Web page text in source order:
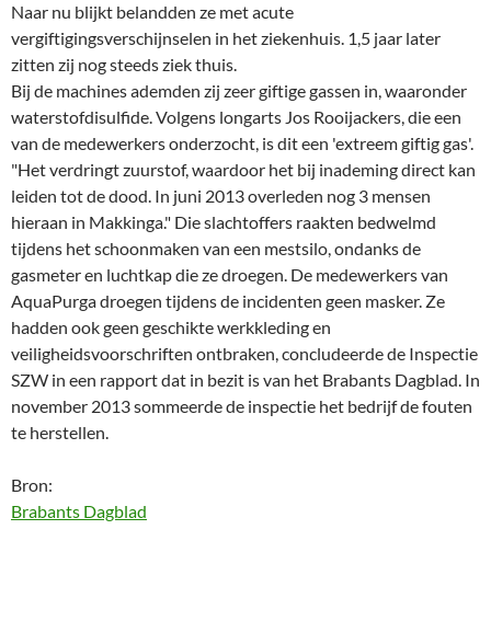
Naar nu blijkt belandden ze met acute
vergiftigingsverschijnselen in het ziekenhuis. 1,5 jaar later
zitten zij nog steeds ziek thuis.
Bij de machines ademden zij zeer giftige gassen in, waaronder
waterstofdisulfide. Volgens longarts Jos Rooijackers, die een
van de medewerkers onderzocht, is dit een 'extreem giftig gas'.
"Het verdringt zuurstof, waardoor het bij inademing direct kan
leiden tot de dood. In juni 2013 overleden nog 3 mensen
hieraan in Makkinga." Die slachtoffers raakten bedwelmd
tijdens het schoonmaken van een mestsilo, ondanks de
gasmeter en luchtkap die ze droegen. De medewerkers van
AquaPurga droegen tijdens de incidenten geen masker. Ze
hadden ook geen geschikte werkkleding en
veiligheidsvoorschriften ontbraken, concludeerde de Inspectie
SZW in een rapport dat in bezit is van het Brabants Dagblad. In
november 2013 sommeerde de inspectie het bedrijf de fouten
te herstellen.
Bron:
Brabants Dagblad